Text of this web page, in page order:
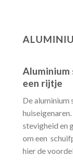
een rijtje
De aluminium
stevigheid en
om een
hier de